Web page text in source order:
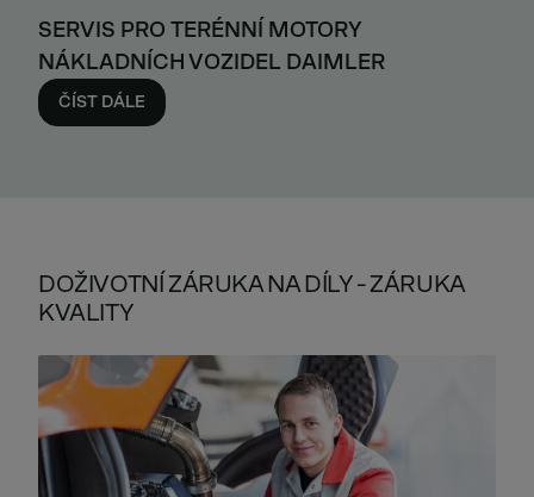
SERVIS PRO TERÉNNÍ MOTORY
NÁKLADNÍCH VOZIDEL DAIMLER
ČÍST DÁLE
DOŽIVOTNÍ ZÁRUKA NA DÍLY - ZÁRUKA
KVALITY